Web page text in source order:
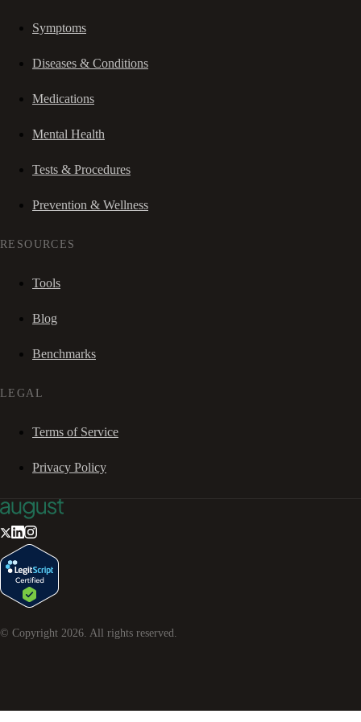
Symptoms
Diseases & Conditions
Medications
Mental Health
Tests & Procedures
Prevention & Wellness
RESOURCES
Tools
Blog
Benchmarks
LEGAL
Terms of Service
Privacy Policy
© Copyright 2026 . All rights reserved.